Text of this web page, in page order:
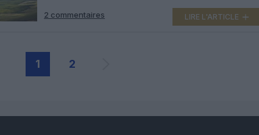
modèle de distribution en ligne exclusif de Ryanair
constitue un abus de position dominante. La Cour a
confirmé que le modèle de distribution en ligne exclusif de
2 commentaires LIRE L'ARTICLE
1 2